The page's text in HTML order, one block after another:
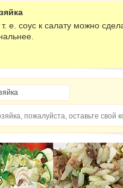
т. е. соус к салату можно
пожалуйста, оставьте свой